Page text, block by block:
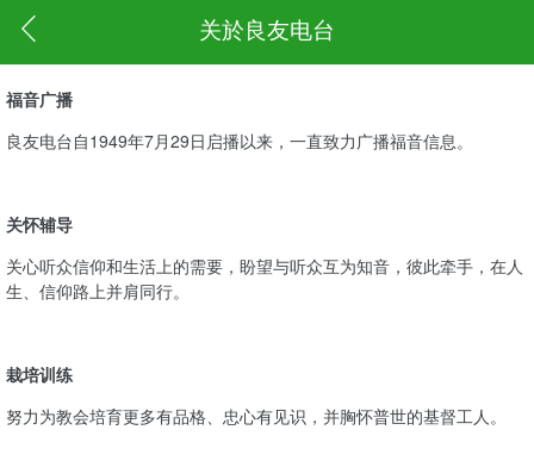
关於良友电台
福音广播
良友电台自1949年7月29日启播以来，一直致力广播福音信息。
关怀辅导
关心听众信仰和生活上的需要，盼望与听众互为知音，彼此牵手，在人
生、信仰路上并肩同行。
栽培训练
努力为教会培育更多有品格、忠心有见识，并胸怀普世的基督工人。